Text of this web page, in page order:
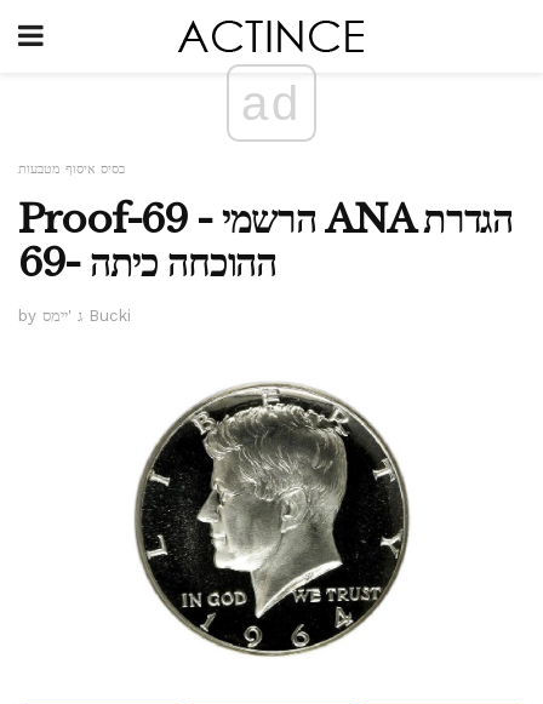
ad
בסיס איסוף מטבעות
Proof-69 - הרשמי ANA הגדרת
ההוכחה כיתה -69
by ג 'יימס Bucki